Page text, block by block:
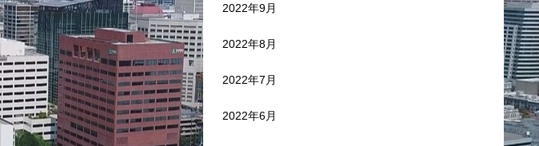
2022年9月
2022年8月
2022年7月
2022年6月